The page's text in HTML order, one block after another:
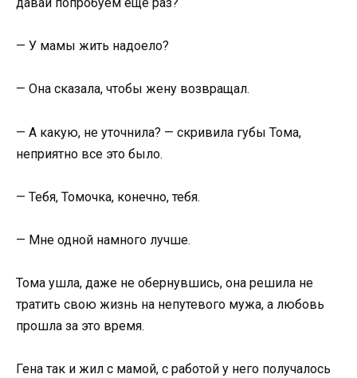
— У мамы жить надоело?
— Она сказала, чтобы жену возвращал.
— А какую, не уточнила? — скривила губы Тома,
неприятно все это было.
— Тебя, Томочка, конечно, тебя.
— Мне одной намного лучше.
Тома ушла, даже не обернувшись, она решила не
тратить свою жизнь на непутевого мужа, а любовь
прошла за это время.
Гена так и жил с мамой, с работой у него получалось